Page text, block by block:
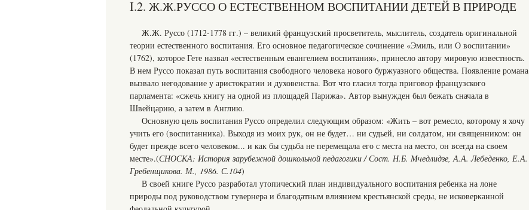
I.2. Ж.Ж.РУССО О ЕСТЕСТВЕННОМ ВОСПИТАНИИ ДЕТЕЙ В ПРИРОДЕ
Ж.Ж. Руссо (1712-1778 гг.) – великий французский просветитель, мыслитель, создатель оригинальной
теории естественного воспитания. Его основное педагогическое сочинение «Эмиль, или О воспитании»
(1762), которое Гете назвал «естественным евангелием воспитания», принесло автору мировую известность.
В нем Руссо показал путь воспитания свободного человека нового буржуазного общества. Появление романа
вызвало негодование у аристократии и духовенства. Вот что гласил тогда приговор французского
парламента: «сжечь книгу на одной из площадей Парижа». Автор вынужден был бежать сначала в
Швейцарию, а затем в Англию.
Основную цель воспитания Руссо определил следующим образом: «Жить – вот ремесло, которому я хочу
учить его (воспитанника). Выходя из моих рук, он не будет… ни судьей, ни солдатом, ни священником: он
будет прежде всего человеком... и как бы судьба не перемещала его с места на место, он всегда на своем
месте».(СНОСКА: История зарубежной дошкольной педагогики / Сост. Н.Б. Мчедлидзе, А.А. Лебеденко, Е.А.
Гребенщикова. М., 1986. С.104)
В своей книге Руссо разработал утопический план индивидуального воспитания ребенка на лоне
природы под руководством гувернера и благодатным влиянием крестьянской среды, не исковерканной